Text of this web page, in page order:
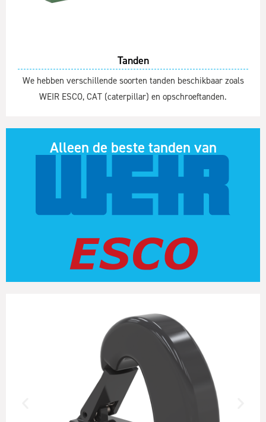
Tanden
We hebben verschillende soorten tanden beschikbaar zoals
WEIR ESCO, CAT (caterpillar) en opschroeftanden.
Alleen de beste tanden van